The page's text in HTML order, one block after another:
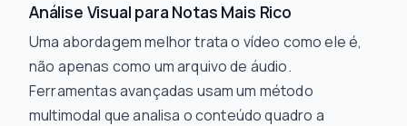
Análise Visual para Notas Mais Rico
Uma abordagem melhor trata o vídeo como ele é,
não apenas como um arquivo de áudio.
Ferramentas avançadas usam um método
multimodal que analisa o conteúdo quadro a